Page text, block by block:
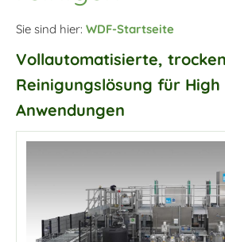
Sie sind hier: WDF-Startseite
Vollautomatisierte,
Reinigungslösung für
Anwendungen